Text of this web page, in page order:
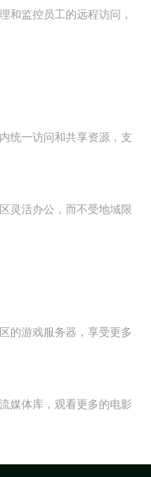
和监控员工的远程访问，
统一访问和共享资源，支
灵活办公，而不受地域限
的游戏服务器，享受更多
媒体库，观看更多的电影